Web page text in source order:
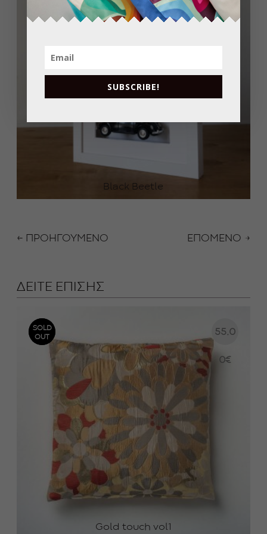
Black Beetle
0€
← ΠΡΟΗΓΟΥΜΕΝΟ ΕΠΟΜΕΝΟ →
ΔΕΙΤΕ ΕΠΙΣΗΣ
SOLD
OUT
Gold touch vol1
55.0
0€
SOLD
OUT
SUBSCRIBE!